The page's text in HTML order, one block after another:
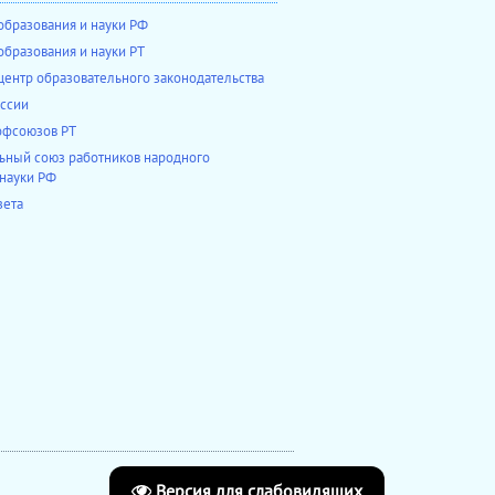
Версия для слабовидящих
и науки РФ
и науки РТ
образовательного законодательства
РТ
союз работников народного
РФ